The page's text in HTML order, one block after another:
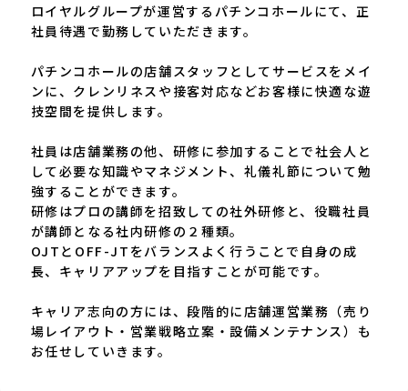
ロイヤルグループが運営するパチンコホールにて、正
社員待遇で勤務していただきます。
パチンコホールの店舗スタッフとしてサービスをメイ
ンに、クレンリネスや接客対応などお客様に快適な遊
技空間を提供します。
社員は店舗業務の他、研修に参加することで社会人と
して必要な知識やマネジメント、礼儀礼節について勉
強することができます。
研修はプロの講師を招致しての社外研修と、役職社員
が講師となる社内研修の２種類。
OJTとOFF-JTをバランスよく行うことで自身の成
長、キャリアアップを目指すことが可能です。
キャリア志向の方には、段階的に店舗運営業務（売り
場レイアウト・営業戦略立案・設備メンテナンス）も
お任せしていきます。